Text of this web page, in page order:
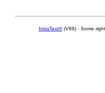
IntraText®(V89) - Some